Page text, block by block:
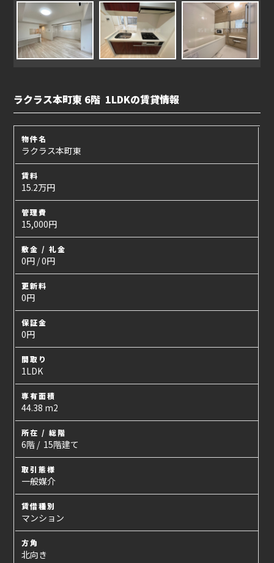
ラクラス本町東 6階 1LDKの賃貸情報
物件名
ラクラス本町東
賃料
15.2万円
管理費
15,000円
敷金 / 礼金
0円 / 0円
更新料
0円
保証金
0円
間取り
1LDK
専有面積
44.38 m2
所在 / 総階
6階 / 15階建て
取引態様
一般媒介
賃借種別
マンション
方角
北向き